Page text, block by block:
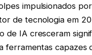
impulsionados
de tecnologia em
de IA cresceram
ferramentas